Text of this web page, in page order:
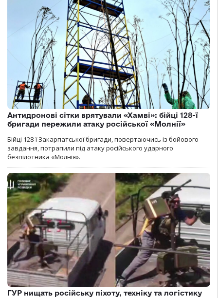
Антидронові сітки врятували «Хамві»: бійці 128-ї
бригади пережили атаку російської «Молнії»
Бійці 128-ї Закарпатської бригади, повертаючись із бойового
завдання, потрапили під атаку російського ударного
безпілотника «Молнія».
ГУР нищать російську піхоту, техніку та логістику